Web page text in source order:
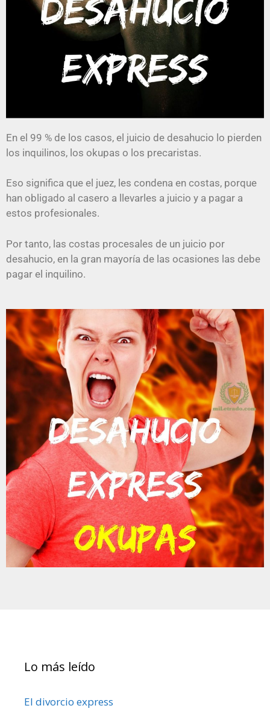
En el 99 % de los casos, el juicio de desahucio lo pierden
los inquilinos, los okupas o los precaristas.
Eso significa que el juez, les condena en costas, porque
han obligado al casero a llevarles a juicio y a pagar a
estos profesionales.
Por tanto, las costas procesales de un juicio por
desahucio, en la gran mayoría de las ocasiones las debe
pagar el inquilino.
Lo más leído
El divorcio express